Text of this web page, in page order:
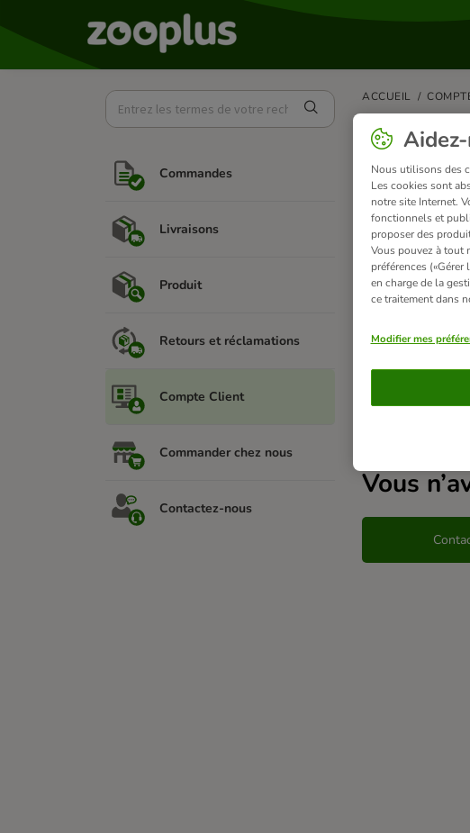
Commandes
Livraisons
Produit
Retours et réclamations
Compte Client
Commander chez nous
Contactez-nous
ACCUEIL
Créer un compte
Vous pouvez
Cliquez sur
Après avoir
"Créer un
Votre compte est
Articles
Vous
Nous utilisons des
Les cookies sont
notre site Internet.
fonctionnels et
proposer des
Vous pouvez à tout
préférences
en charge de la
ce traitement dans
Modifier mes